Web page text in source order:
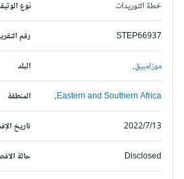
نوع الوثيقة خطة التوريدات
رقم التقرير STEP66937
البلد موزامبيق,
المنطقة Eastern and Southern Africa,
تاريخ 2022/7/13
حالة الافصاح Disclosed